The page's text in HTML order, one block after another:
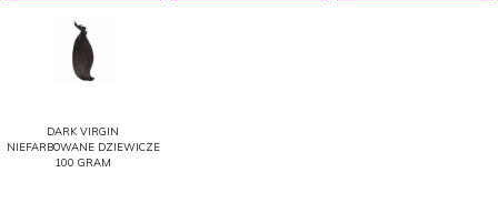
DARK VIRGIN
NIEFARBOWANE DZIEWICZE
100 GRAM